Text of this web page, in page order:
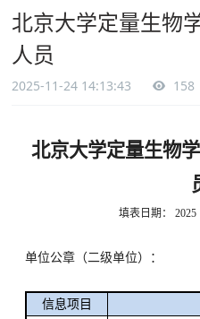
北京大学定量生物
人员
2025-11-24 14:13:43 158
北京大学定量生物
填表日期： 2025
单位公章（二级单位）：
信息项目